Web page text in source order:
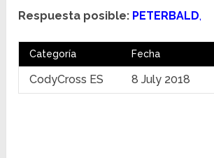
Respuesta posible: PETERBALD,
Categoría Fecha
CodyCross ES 8 July 2018